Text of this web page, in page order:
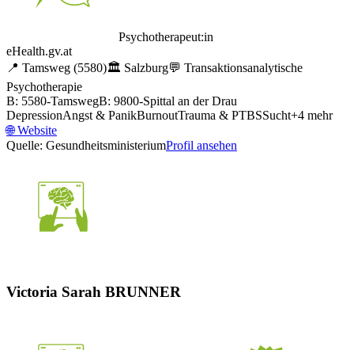
Psychotherapeut:in
eHealth.gv.at
📍 Tamsweg (5580)🏛️ Salzburg💬 Transaktionsanalytische
Psychotherapie
B: 5580-TamswegB: 9800-Spittal an der Drau
DepressionAngst & PanikBurnoutTrauma & PTBSSucht+4 mehr
🌐Website
Quelle: GesundheitsministeriumProfil ansehen
Victoria Sarah BRUNNER